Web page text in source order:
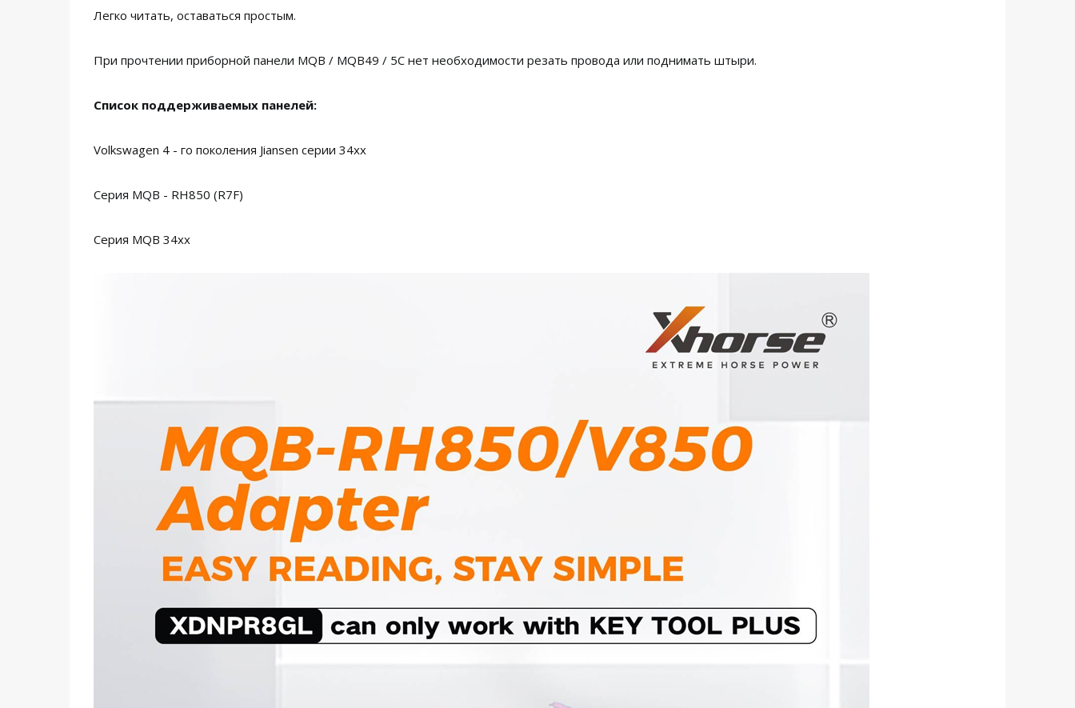
Легко читать, оставаться простым.
При прочтении приборной панели MQB / MQB49 / 5C нет необходимости резать провода или поднимать штыри.
Список поддерживаемых панелей:
Volkswagen 4 - го поколения Jiansen серии 34xx
Серия MQB - RH850 (R7F)
Серия MQB 34xx